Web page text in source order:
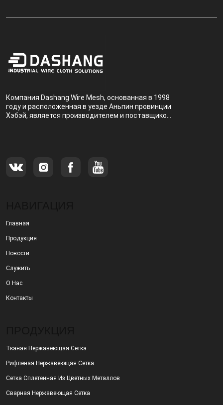
Компания Dashang Wire Mesh, основанная в 1998
году и расположенная в уезде Аньпин провинции
Хэбэй, является производителем и поставщиком,
Главная
Продукция
Новости
Служить
О Нас
Контакты
Тканая Нержавеющая Сетка
Рифленая Нержавеющая Сетка
Сетка Сплетенная Из Цветных Металлов
Сварная Нержавеющая Сетка